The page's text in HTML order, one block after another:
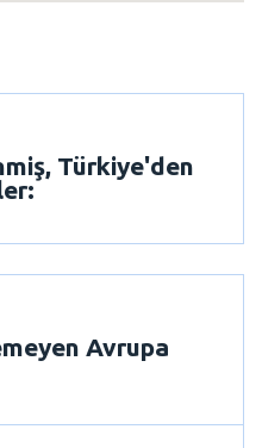
Türkiye'den
Avrupa